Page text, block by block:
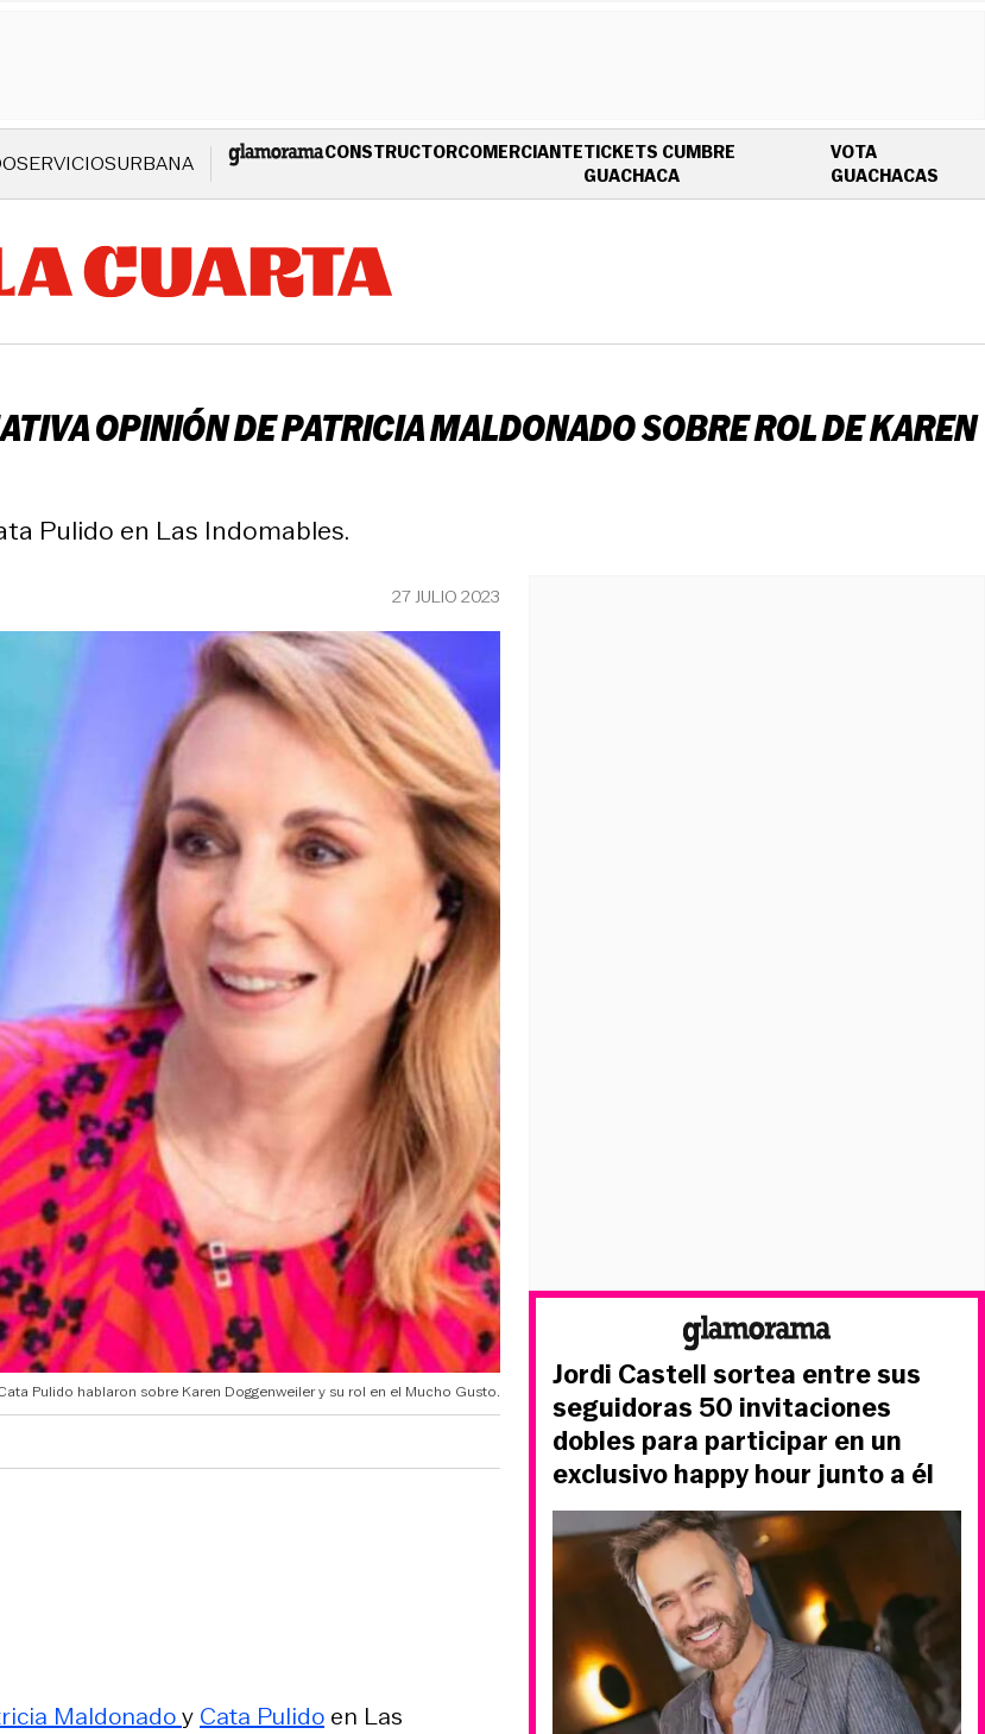
SERVICIOSURBANA CONSTRUCTORCOMERCIANTETICKETS CUMBRE
GUACHACAOPENS IN NEW WINDOW
VOTA
GUACHACAS
OPINIÓN DE PATRICIA MALDONADO SOBRE ROL DE KAREN
Pulido en Las Indomables.
27 JULIO 2023
Pulido hablaron sobre Karen Doggenweiler y su rol en el Mucho Gusto.
Maldonadoy Cata Pulido en Las
Jordi Castell sortea entre sus
seguidoras 50 invitaciones
dobles para participar en un
exclusivo happy hour junto a él